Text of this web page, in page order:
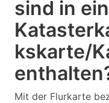
sind in
kskarte/
Mit der Flurkarte